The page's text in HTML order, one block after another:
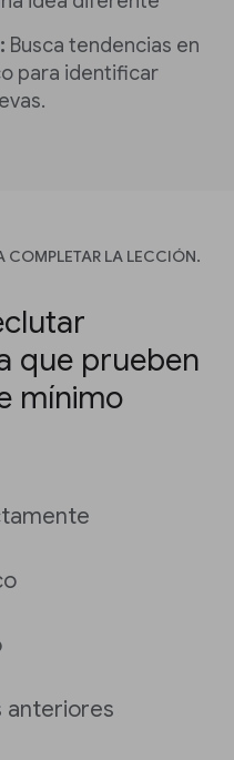
Busca tendencias en
para identificar
COMPLETAR LA LECCIÓN.
que prueben
mínimo
anteriores